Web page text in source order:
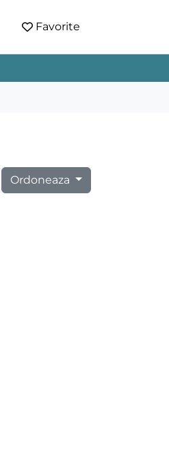
Favorite
Ordoneaza